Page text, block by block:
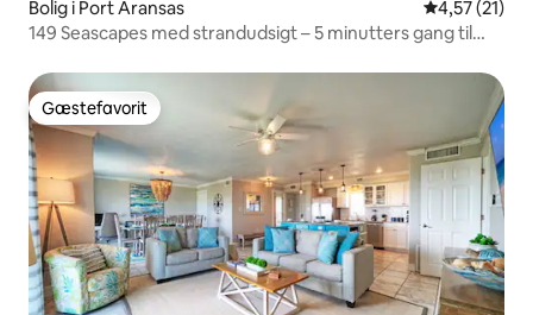
Bolig i Port Aransas 4,57 ud af 5
4,57 (21)
149 Seascapes med strandudsigt – 5 minutters gang til
Gæstefavorit
Gæstefavorit